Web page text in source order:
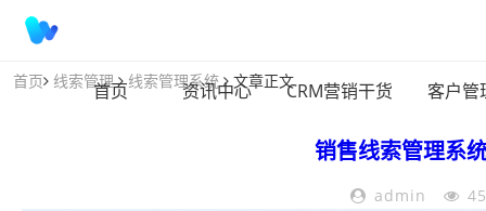
首页 资讯中心 CRM营销干货 客户管
首页 线索管理 线索管理系统 文章正文
销售线索管理系
admin